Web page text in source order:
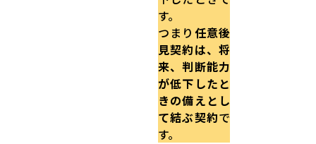
す。
つまり 任意後
見契約は、将
来、判断能力
が低下したと
きの備えとし
て結ぶ契約で
す。